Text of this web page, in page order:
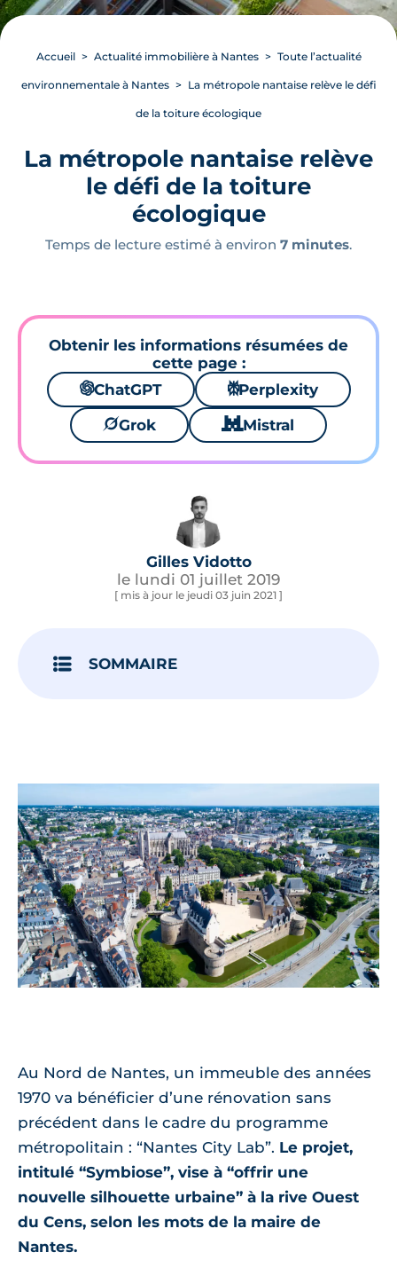
Accueil Actualité immobilière à Nantes Toute l’actualité
environnementale à Nantes La métropole nantaise relève le défi
de la toiture écologique
La métropole nantaise relève
le défi de la toiture
écologique
Temps de lecture estimé à environ 7 minutes.
Obtenir les informations résumées de
cette page :
🌌ChatGPT ⚙Perplexity
🪐Grok 🐱 Mistral
Gilles Vidotto
le lundi 01 juillet 2019
[ mis à jour le jeudi 03 juin 2021 ]
SOMMAIRE
Au Nord de Nantes, un immeuble des années
1970 va bénéficier d’une rénovation sans
précédent dans le cadre du programme
métropolitain : “Nantes City Lab”. Le projet,
intitulé “Symbiose”, vise à “offrir une
nouvelle silhouette urbaine” à la rive Ouest
du Cens, selon les mots de la maire de
Nantes.